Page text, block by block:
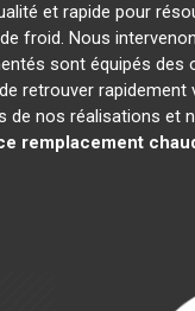
et rapide pour
froid. Nous
sont équipés des
retrouver
nos réalisations et
remplacement